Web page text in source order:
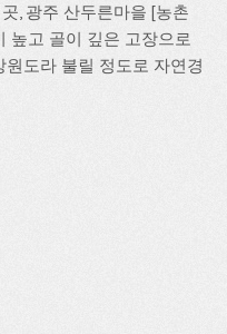
, 광주 산두른마을 [농촌
높고 골이 깊은 고장으로
도라 불릴 정도로 자연경